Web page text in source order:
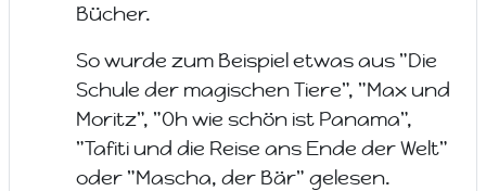
Bücher.
So wurde zum Beispiel etwas aus "Die
Schule der magischen Tiere", "Max und
Moritz", "Oh wie schön ist Panama",
"Tafiti und die Reise ans Ende der Welt"
oder "Mascha, der Bär" gelesen.